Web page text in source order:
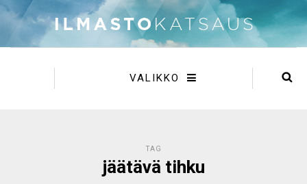
VALIKKO
TAG
jäätävä tihku